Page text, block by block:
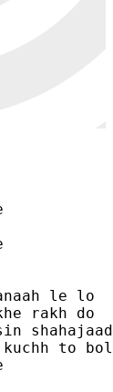
le lo
rakh do
to